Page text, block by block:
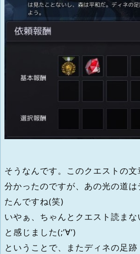
そうなんです。このクエストの
分かったのですが、あの光の道
たんですね(笑)
いやぁ、ちゃんとクエスト読ま
と感じました(;’∀’)
ということで、またディネの足